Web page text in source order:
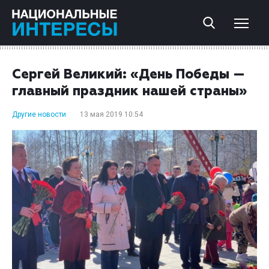
Сергей Великий: «День Победы —
главный праздник нашей страны»
Другие новости 13 мая 2019 10:54